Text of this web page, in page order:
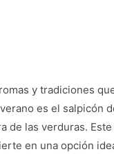
y tradiciones
es el salpicón
de las verduras.
en una opción